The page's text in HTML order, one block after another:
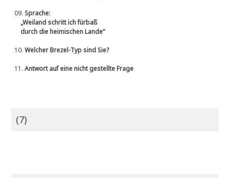
09.Sprache:
„Weiland schritt ich fürbaß
durch die heimischen Lande“
10.Welcher Brezel-Typ sind Sie?
11.Antwort auf eine nicht gestellte Frage
(7)